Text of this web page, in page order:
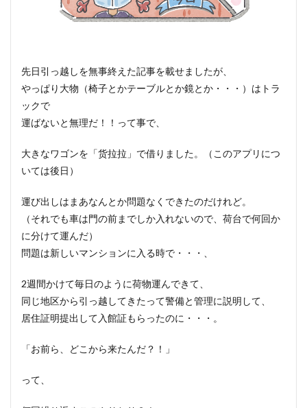
先日引っ越しを無事終えた記事を載せましたが、
やっぱり大物（椅子とかテーブルとか鏡とか・・・）はトラ
ックで
運ばないと無理だ！！って事で、
大きなワゴンを「货拉拉」で借りました。（このアプリにつ
いては後日）
運び出しはまあなんとか問題なくできたのだけれど。
（それでも車は門の前までしか入れないので、荷台で何回か
に分けて運んだ）
問題は新しいマンションに入る時で・・・、
2週間かけて毎日のように荷物運んできて、
同じ地区から引っ越してきたって警備と管理に説明して、
居住証明提出して入館証もらったのに・・・。
「お前ら、どこから来たんだ？！」
って、